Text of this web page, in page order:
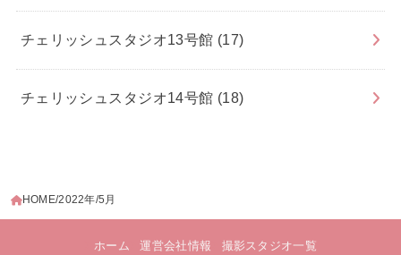
チェリッシュスタジオ13号館 (17)
チェリッシュスタジオ14号館 (18)
HOME 2022年 5月
ホーム 運営会社情報 撮影スタジオ一覧